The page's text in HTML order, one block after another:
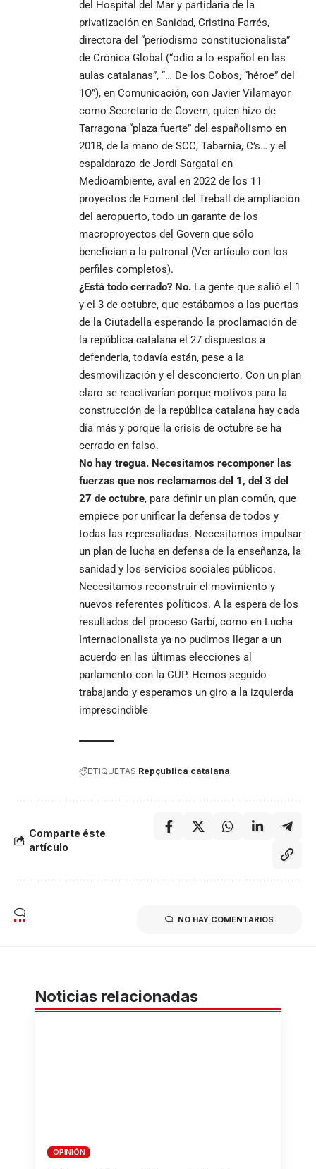
del Hospital del Mar y partidaria de la
privatización en Sanidad, Cristina Farrés,
directora del “periodismo constitucionalista”
de Crónica Global (“odio a lo español en las
aulas catalanas”, “… De los Cobos, “héroe” del
1O”), en Comunicación, con Javier Vilamayor
como Secretario de Govern, quien hizo de
Tarragona “plaza fuerte” del españolismo en
2018, de la mano de SCC, Tabarnia, C’s… y el
espaldarazo de Jordi Sargatal en
Medioambiente, aval en 2022 de los 11
proyectos de Foment del Treball de ampliación
del aeropuerto, todo un garante de los
macroproyectos del Govern que sólo
benefician a la patronal (Ver artículo con los
perfiles completos).
¿Está todo cerrado? No. La gente que salió el 1
y el 3 de octubre, que estábamos a las puertas
de la Ciutadella esperando la proclamación de
la república catalana el 27 dispuestos a
defenderla, todavía están, pese a la
desmovilización y el desconcierto. Con un plan
claro se reactivarían porque motivos para la
construcción de la república catalana hay cada
día más y porque la crisis de octubre se ha
cerrado en falso.
No hay tregua. Necesitamos recomponer las
fuerzas que nos reclamamos del 1, del 3 del
27 de octubre, para definir un plan común, que
empiece por unificar la defensa de todos y
todas las represaliadas. Necesitamos impulsar
un plan de lucha en defensa de la enseñanza, la
sanidad y los servicios sociales públicos.
Necesitamos reconstruir el movimiento y
nuevos referentes políticos. A la espera de los
resultados del proceso Garbí, como en Lucha
Internacionalista ya no pudimos llegar a un
acuerdo en las últimas elecciones al
parlamento con la CUP. Hemos seguido
trabajando y esperamos un giro a la izquierda
imprescindible
ETIQUETAS Repçublica catalana
Comparte éste
artículo
NO HAY COMENTARIOS
Noticias relacionadas
OPINIÓN